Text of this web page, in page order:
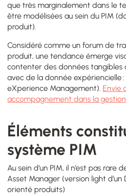
que très marginalement dans le
être modélisées au sein du PIM
produit).
Considéré comme un forum de
produit, une tendance émerge
contenter des données tangibles
avec de la donnée expériencielle :
eXperience Management). Envie
accompagnement dans la
Éléments
système PIM
Au sein d’un PIM, il n’est pas rare
Asset Manager (version light d’un
orienté produits)